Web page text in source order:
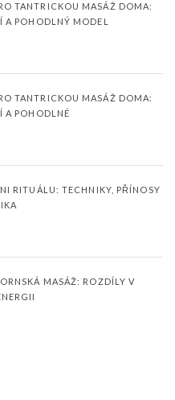
TANTRICKOU MASÁŽ DOMA:
A POHODLNÝ MODEL
TANTRICKOU MASÁŽ DOMA:
A POHODLNÉ
RITUÁLU: TECHNIKY, PŘÍNOSY
MASÁŽ: ROZDÍLY V